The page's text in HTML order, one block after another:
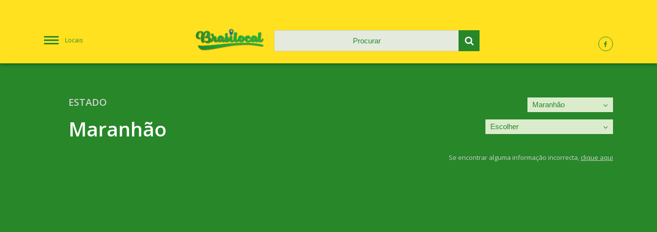
Locais
ESTADO
Maranhão
Se encontrar alguma informação incorrecta, clique aqui